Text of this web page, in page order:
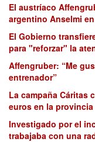
El austríaco
argentino Anselmi
El Gobierno
para "reforzar" la
Affengruber: “Me
entrenador”
La campaña Cáritas
euros en la provincia
Investigado por el
trabajaba con una